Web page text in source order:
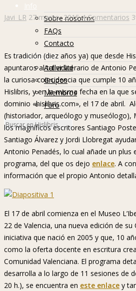
Info
Sobre nosotros
FAQs
Contacto
Hislibreños
Actividad
Grupos
Miembros
Foro
Javi_LR 27 marzo, 2015 4 Comentarios
Es tradición (diez años ya) que desde
apuntaros al taller literario de Antonio
la curiosa coincidencia que cumple 10
Hislibris, y en la misma fecha en la que
dominio «hislibris.com», el 17 de abril.
(historiador, arqueólogo y museólogo),
los magníficos escritores Santiago
Santiago Álvarez y Jordi Llobregat
Antonio Penadés, lo cual añade un plus
programa, del que os dejo enlace. A
información que el propio Antonio
El 17 de abril comienza en el Museo
22 de Valencia, una nueva edición de su
iniciativa que nació en 2005 y que, 10
como la oferta docente en escritura
Comunidad Valenciana. El programa
desarrolla a lo largo de 11 sesiones de
20 h.), se encuentra en este enlace y